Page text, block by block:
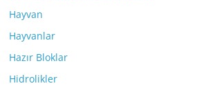
Hayvan
Hayvanlar
Hazır Bloklar
Hidrolikler